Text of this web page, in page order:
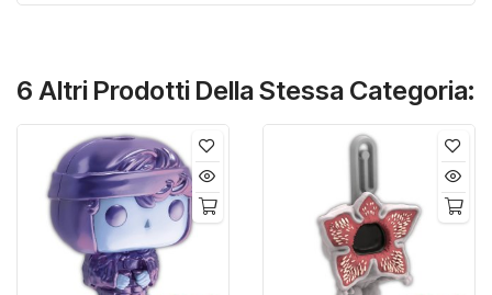
6 Altri Prodotti Della Stessa Categoria: